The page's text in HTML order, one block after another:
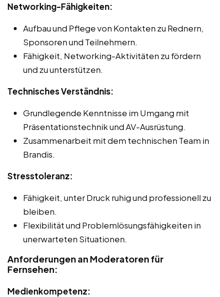
Networking-Fähigkeiten:
Aufbau und Pflege von Kontakten zu Rednern,
Sponsoren und Teilnehmern.
Fähigkeit, Networking-Aktivitäten zu fördern
und zu unterstützen.
Technisches Verständnis:
Grundlegende Kenntnisse im Umgang mit
Präsentationstechnik und AV-Ausrüstung.
Zusammenarbeit mit dem technischen Team in
Brandis.
Stresstoleranz:
Fähigkeit, unter Druck ruhig und professionell zu
bleiben.
Flexibilität und Problemlösungsfähigkeiten in
unerwarteten Situationen.
Anforderungen an Moderatoren für
Fernsehen:
Medienkompetenz: